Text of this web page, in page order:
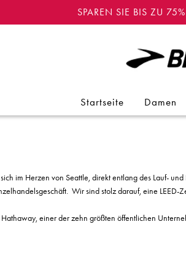
SPAREN SIE BIS ZU
Startseite Damen
im Herzen von Seattle, direkt entlang des Lauf-
Wir sind stolz darauf, eine
einer der zehn größten öffentlichen